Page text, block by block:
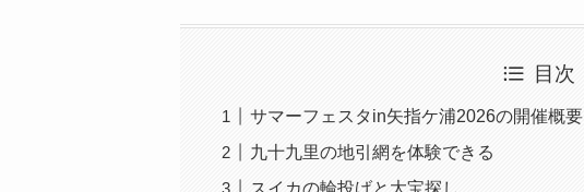
目次
サマーフェスタin矢指ケ浦2026の開催概要
九十九里の地引網を体験できる
スイカの輪投げと大宝探し